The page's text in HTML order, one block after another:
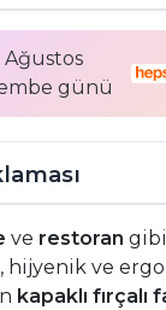
Ağustos
günü
ve restoran
hijyenik ve
kapaklı fırçalı